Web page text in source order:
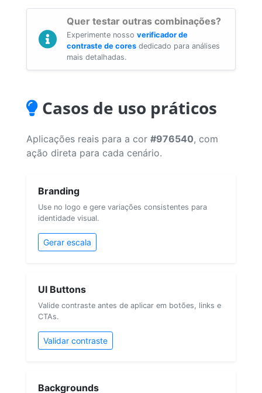
Quer testar outras combinações?
Experimente nosso verificador de
contraste de cores dedicado para análises
mais detalhadas.
Casos de uso práticos
Aplicações reais para a cor #976540, com
ação direta para cada cenário.
Branding
Use no logo e gere variações consistentes para
identidade visual.
Gerar escala
UI Buttons
Valide contraste antes de aplicar em botões, links e
CTAs.
Validar contraste
Backgrounds